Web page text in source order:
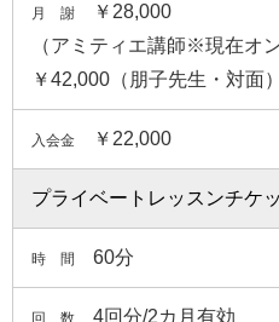
月 謝
￥28,000
（アミティエ講師※現在オ
￥42,000（朋子先生・対面）
入会金 ￥22,000
プライベートレッスンチケ
時 間 60分
回 数 4回分/2カ月有効